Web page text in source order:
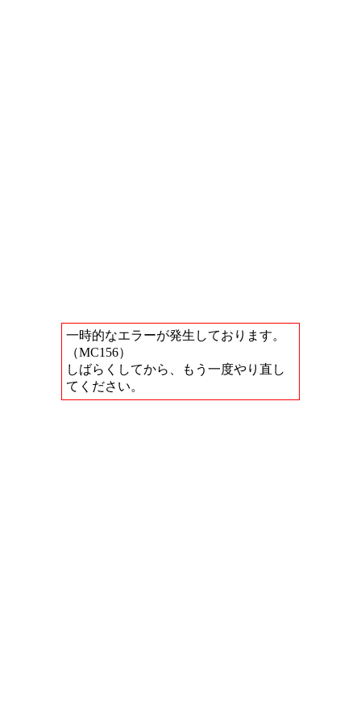
一時的なエラーが発生しております。
（MC156）
しばらくしてから、もう一度やり直し
てください。